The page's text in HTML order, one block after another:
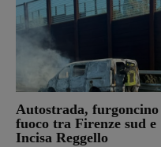
Autostrada, furgoncino
fuoco tra Firenze sud e
Incisa Reggello